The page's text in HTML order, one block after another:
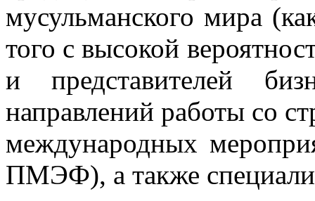
мусульманского мира
того с высокой
и представителей
направлений работы со
международных
ПМЭФ), а также